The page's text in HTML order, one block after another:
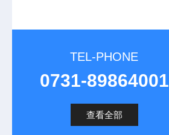
TEL-PHONE
0731-89864001
查看全部